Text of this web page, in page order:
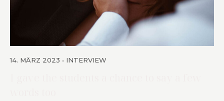
14. MÄRZ 2023 INTERVIEW